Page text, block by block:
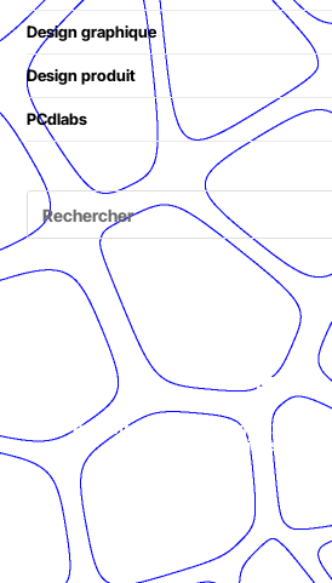
Design graphique
Design produit
PCdlabs
© Présent Composé design - 2024 -
mentions légales